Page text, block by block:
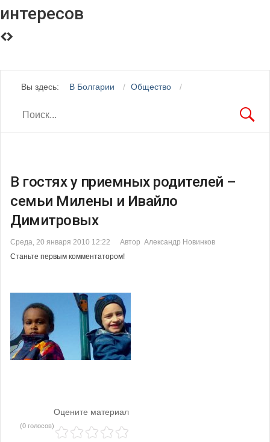
интересов
Вы здесь: В Болгарии Общество
В гостях у приемных родителей –
семьи Милены и Ивайло
Димитровых
Среда, 20 января 2010 12:22
Автор Александр Новинков
Станьте первым комментатором!
Оцените материал
(0 голосов)